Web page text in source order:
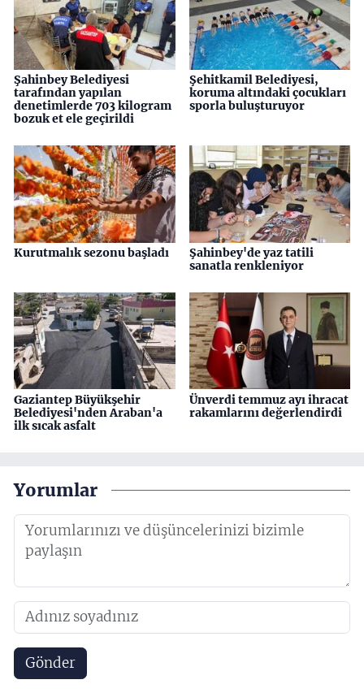
Şahinbey Belediyesi
tarafından yapılan
denetimlerde 703 kilogram
bozuk et ele geçirildi
Şehitkamil Belediyesi,
koruma altındaki çocukları
sporla buluşturuyor
Kurutmalık sezonu başladı
Şahinbey'de yaz tatili
sanatla renkleniyor
Gaziantep Büyükşehir
Belediyesi'nden Araban'a
ilk sıcak asfalt
Ünverdi temmuz ayı ihracat
rakamlarını değerlendirdi
Yorumlar
Gönder